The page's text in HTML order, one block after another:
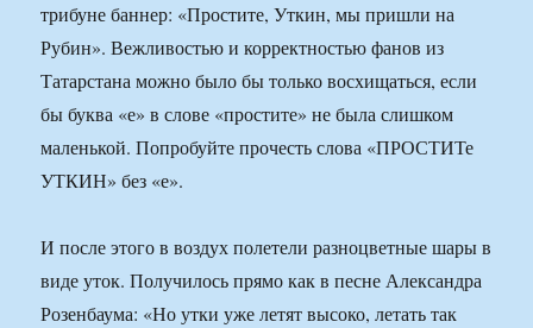
трибуне баннер: «Простите, Уткин, мы пришли на
Рубин». Вежливостью и корректностью фанов из
Татарстана можно было бы только восхищаться, если
бы буква «е» в слове «простите» не была слишком
маленькой. Попробуйте прочесть слова «ПРОСТИТе
УТКИН» без «е».
И после этого в воздух полетели разноцветные шары в
виде уток. Получилось прямо как в песне Александра
Розенбаума: «Но утки уже летят высоко, летать так